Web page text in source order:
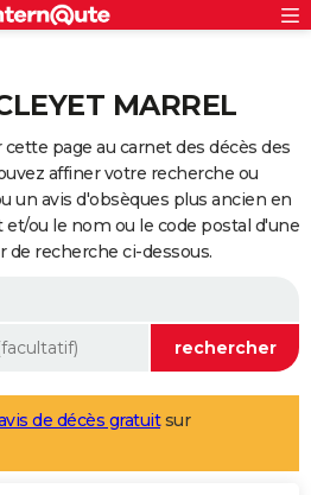
MARREL
page au carnet des décès des
affiner votre recherche ou
un avis d'obsèques plus ancien en
ou le nom ou le code postal d'une
recherche ci-dessous.
de décès gratuitsur